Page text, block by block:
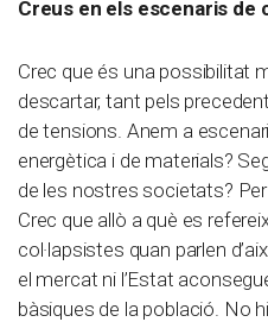
Creus en els escenaris de
Crec que és una possibilitat
descartar, tant pels
de tensions. Anem a
energètica i de materials?
de les nostres societats?
Crec que allò a què es
col·lapsistes quan parlen
el mercat ni l’Estat
bàsiques de la població. No